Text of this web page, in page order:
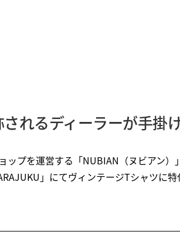
れるディーラーが手掛
ップを運営する「NUBIAN（ヌビアン）
」にてヴィンテージTシャツに